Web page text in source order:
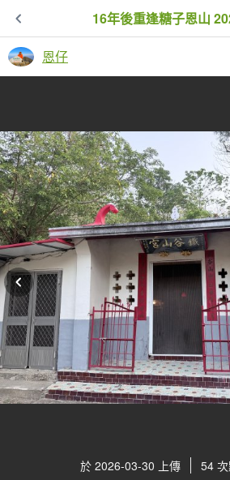
16年後重逢糖子恩山
恩仔
於 2026-03-30 上傳 54